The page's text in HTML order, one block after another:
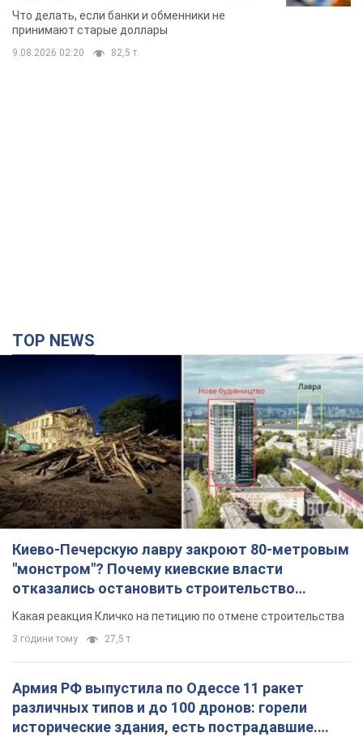
банки такие купюры
Что делать, если банки и обменники не
принимают старые доллары
9.08.2026 02:20 82,5 т.
TOP NEWS
Киево-Печерскую лавру закроют 80-метровым
"монстром"? Почему киевские власти
отказались остановить строительство
небоскреба "московского верующего"
Какая реакция Кличко на петицию по отмене строительства
3 години тому 27,5 т.
Армия РФ выпустила по Одессе 11 ракет
различных типов и до 100 дронов: горели
исторические здания, есть пострадавшие.